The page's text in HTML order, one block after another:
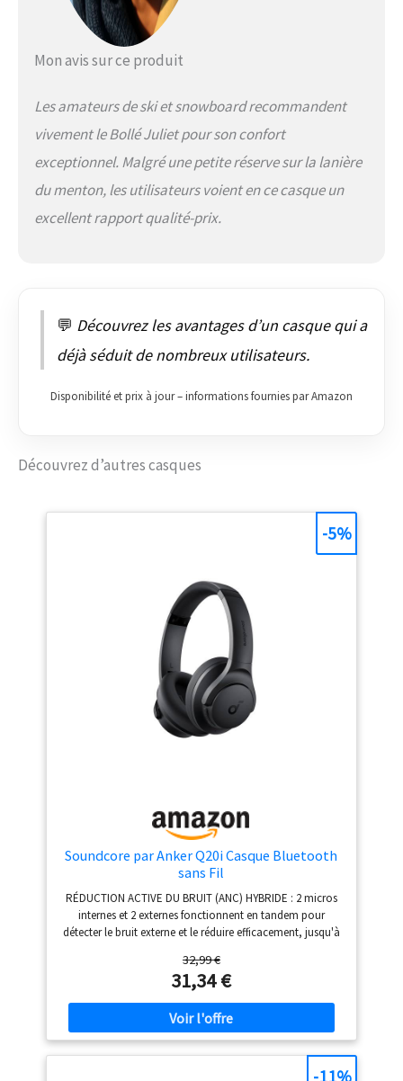
Mon avis sur ce produit
Les amateurs de ski et snowboard recommandent
vivement le Bollé Juliet pour son confort
exceptionnel. Malgré une petite réserve sur la lanière
du menton, les utilisateurs voient en ce casque un
excellent rapport qualité-prix.
💬 Découvrez les avantages d’un casque qui a
déjà séduit de nombreux utilisateurs.
Disponibilité et prix à jour – informations fournies par Amazon
Découvrez d’autres casques
Soundcore par Anker Q20i Casque Bluetooth
sans Fil
RÉDUCTION ACTIVE DU BRUIT (ANC) HYBRIDE : 2 micros
internes et 2 externes fonctionnent en tandem pour
détecter le bruit externe et le réduire efficacement, jusqu'à
d'avions. PLONGEZ AU CŒUR D'UN SON PRÉCIS : le
casque antibruit est doté de grands transducteurs
dynamiques de 40 mm qui produisent un son détaillé et
des rythmes puissants grâce à la technologie BassUp.
Compatible avec la norme Hi-Res Audio via le câble
auxiliaire pour un son plus précis. AUTONOMIE DE 40
32,99 €
31,34 €
-5%
-11%